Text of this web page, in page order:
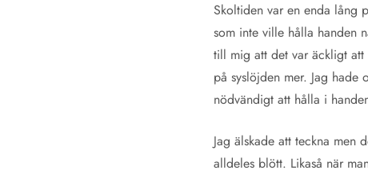
Skoltiden var en enda lång
som inte ville hålla handen
till mig att det var äckligt att
på syslöjden mer. Jag
nödvändigt att hålla i
Jag älskade att teckna men
alldeles blött. Likaså när